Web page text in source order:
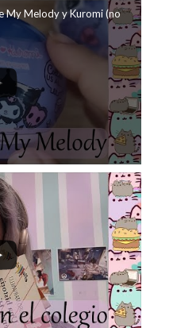
My Melody y Kuromi (no